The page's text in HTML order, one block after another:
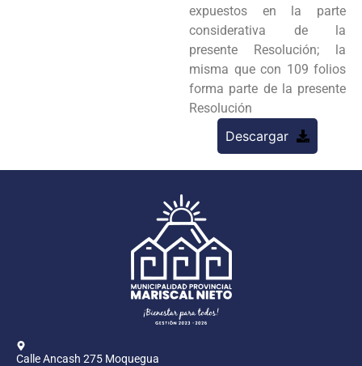
expuestos en la parte
considerativa de la
presente Resolución; la
misma que con 109 folios
forma parte de la presente
Resolución
Descargar
Calle Ancash 275 Moquegua